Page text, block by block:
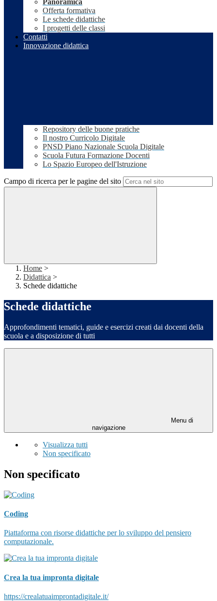
Panoramica
Offerta formativa
Le schede didattiche
I progetti delle classi
Contatti
Innovazione didattica
Repository delle buone pratiche
Il nostro Curricolo Digitale
PNSD Piano Nazionale Scuola Digitale
Scuola Futura Formazione Docenti
Lo Spazio Europeo dell'Istruzione
Campo di ricerca per le pagine del sito
Home >
Didattica >
Schede didattiche
Schede didattiche
Approfondimenti tematici, guide e esercizi creati dai docenti della
scuola e a disposizione di tutti
Menu di
navigazione
Visualizza tutti
Non specificato
Non specificato
Coding
Piattaforma con risorse didattiche per lo sviluppo del pensiero
computazionale.
Crea la tua impronta digitale
https://crealatuaimprontadigitale.it/